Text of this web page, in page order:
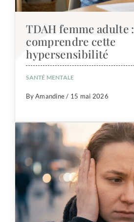
TDAH femme adulte :
comprendre cette
hypersensibilité
SANTÉ MENTALE
By Amandine / 15 mai 2026